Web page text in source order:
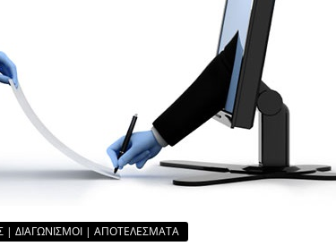
| ΔΙΑΓΩΝΙΣΜΟΙ | ΑΠΟΤΕΛΕΣΜΑΤΑ